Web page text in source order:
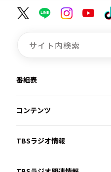
番組表
コンテンツ
TBSラジオ情報